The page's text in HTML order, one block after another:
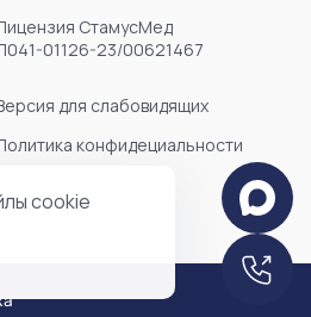
cookie
СтамусМед
01126-23/00621467
для слабовидящих
конфидециальности